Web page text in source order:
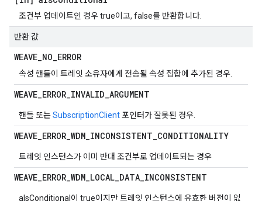
조건부 업데이트인 경우 true이고, false를 반환합니다.
반환 값
WEAVE_NO_ERROR
속성 핸들이 트레잇 소유자에게 전송될 속성 집합에 추가된 경우.
WEAVE_ERROR_INVALID_ARGUMENT
핸들 또는SubscriptionClient포인터가 잘못된 경우.
WEAVE_ERROR_WDM_INCONSISTENT_CONDITIONALITY
트레잇 인스턴스가 이미 반대 조건부로 업데이트되는 경우
WEAVE_ERROR_WDM_LOCAL_DATA_INCONSISTENT
aIsConditional이 true이지만 트레잇 인스턴스에 유효한 버전이 없